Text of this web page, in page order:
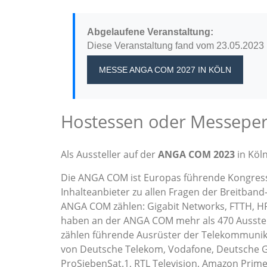
Abgelaufene Veranstaltung:
Diese Veranstaltung fand vom
MESSE ANGA COM 2027 IN KÖLN
Hostessen oder
Als Aussteller auf derANGA COM 2023 in
Die ANGA COM ist Europas führende
Inhalteanbieter zu allen Fragen der
ANGA COM zählen: Gigabit Networks, FTTH,
haben an der ANGA COM mehr als 470
zählen führende Ausrüster der
von Deutsche Telekom, Vodafone, Deutsche
ProSiebenSat.1, RTL Television, Amazon